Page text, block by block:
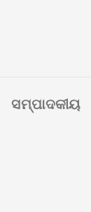
ସମ୍ପାଦକୀୟ